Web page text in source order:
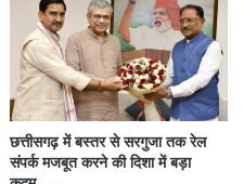
छत्तीसगढ़ में बस्तर से सरगुजा तक रेल
संपर्क मजबूत करने की दिशा में बड़ा